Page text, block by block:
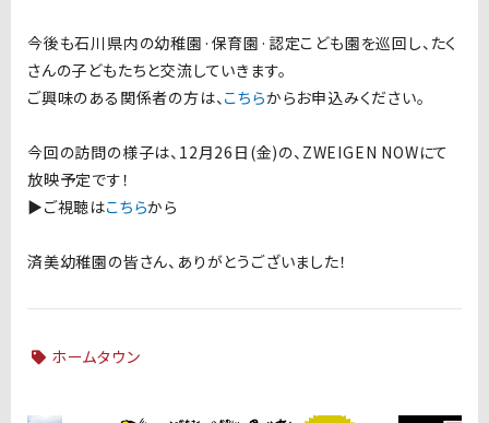
今後も石川県内の幼稚園·保育園·認定こども園を巡回し、たく
さんの子どもたちと交流していきます。
ご興味のある関係者の方は、 こちらからお申込みください。
今回の訪問の様子は、12月26日(金)の、ZWEIGEN NOWにて
放映予定です！
▶︎ご視聴はこちらから
済美幼稚園の皆さん、ありがとうございました！
ホームタウン